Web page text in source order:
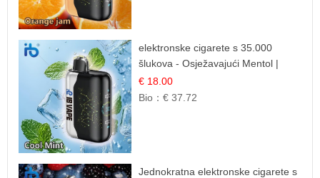
elektronske cigarete s 35.000
šlukova - Osježavajući Mentol |
Čista i Svježa Okus
€ 18.00
Bio：€ 37.72
Jednokratna elektronske cigarete s